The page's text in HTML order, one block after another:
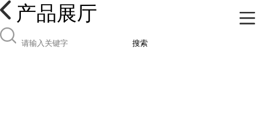
产品展厅
搜索